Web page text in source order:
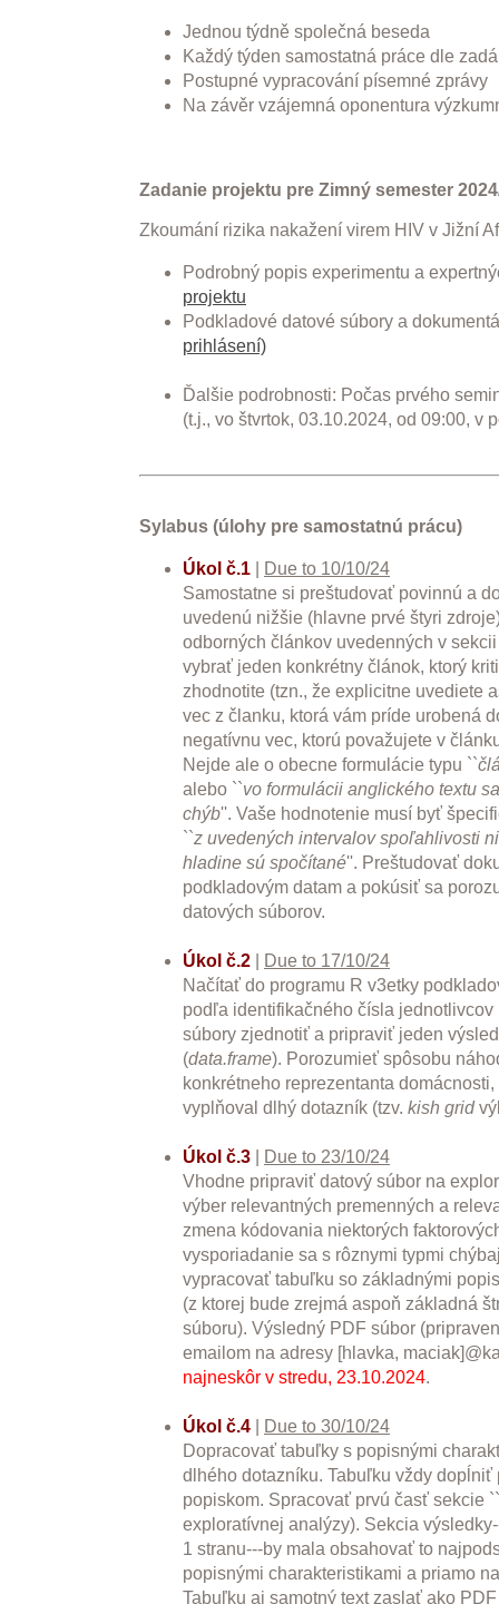
Jednou týdně společná beseda
Každý týden samostatná práce dle
Postupné vypracování písemné zprávy
Na závěr vzájemná oponentura
Zadanie projektu pre Zimný semester
Zkoumání rizika nakažení virem HIV v Jižní
Podrobný popis experimentu a
projektu
Podkladové datové súbory a
prihlásení)
Ďalšie podrobnosti: Počas prvého
(t.j., vo štvrtok, 03.10.2024, od 09:00, v
Sylabus (úlohy pre samostatnú prácu)
Úkol č.1
Due to 10/10/24
Samostatne si preštudovať povinnú a
uvedenú nižšie (hlavne prvé štyri
odborných článkov uvedenných v sekcii
vybrať jeden konkrétny článok, ktorý
zhodnotite (tzn., že explicitne uvediete
vec z članku, ktorá vám príde urobená
negatívnu vec, ktorú považujete v
Nejde ale o obecne formulácie typu ``
alebo ``vo formulácii anglického textu
chýb''. Vaše hodnotenie musí byť
``z uvedených intervalov spoľahlivosti
hladine sú spočítané''. Preštudovať
podkladovým datam a pokúsiť sa
datových súborov.
Úkol č.2
Due to 17/10/24
Načítať do programu R v3etky
podľa identifikačného čísla
súbory zjednotiť a pripraviť jeden
(data.frame). Porozumieť spôsobu
konkrétneho reprezentanta
vyplňoval dlhý dotazník (tzv. kish grid
Úkol č.3
Due to 23/10/24
Vhodne pripraviť datový súbor na
výber relevantných premenných a
zmena kódovania niektorých
vysporiadanie sa s rôznymi typmi
vypracovať tabuľku so základnými
(z ktorej bude zrejmá aspoň základná
súboru). Výsledný PDF súbor
emailom na adresy [hlavka,
najneskôr v stredu, 23.10.2024.
Úkol č.4
Due to 30/10/24
Dopracovať tabuľky s popisnými
dlhého dotazníku. Tabuľku vždy dopĺniť
popiskom. Spracovať prvú časť sekcie
exploratívnej analýzy). Sekcia
1 stranu---by mala obsahovať to
popisnými charakteristikami a priamo
Tabuľku aj samotný text zaslať ako